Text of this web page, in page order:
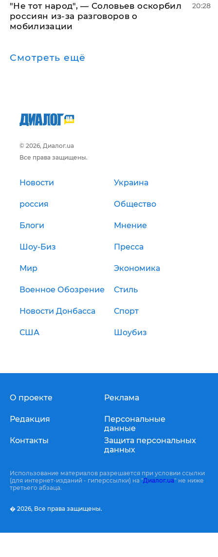
​"Не тот народ", — Соловьев оскорбил
россиян из-за разговоров о
мобилизации
20:28
Смотреть ещё
© 2026, Диалог.ua
Все права защищены.
Новости Украина
россия Общество
Блоги Мнение
Шоу-Биз Пресса
Мир Экономика
Военное Обозрение Стиль
Новости Донбасса Спорт
США Шоубиз
О проекте
Редакция
Контакты
Реклама
Персональные
данные
Защита персональных
данных
Использование материалов разрешается при условии ссылки
(для интернет-изданий - гиперссылки) на "Диалог.ua" не ниже
третьего абзаца.
� 2026, Все права защищены.